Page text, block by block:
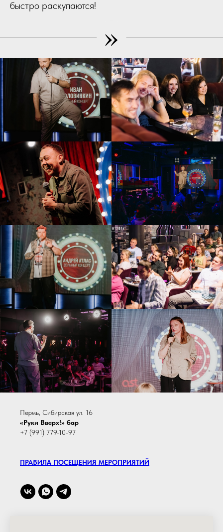
быстро раскупаются!
»
Пермь, Сибирская ул. 16
«Руки Вверх!» бар
+7 (991) 779-10-97
ПРАВИЛА ПОСЕЩЕНИЯ МЕРОПРИЯТИЙ